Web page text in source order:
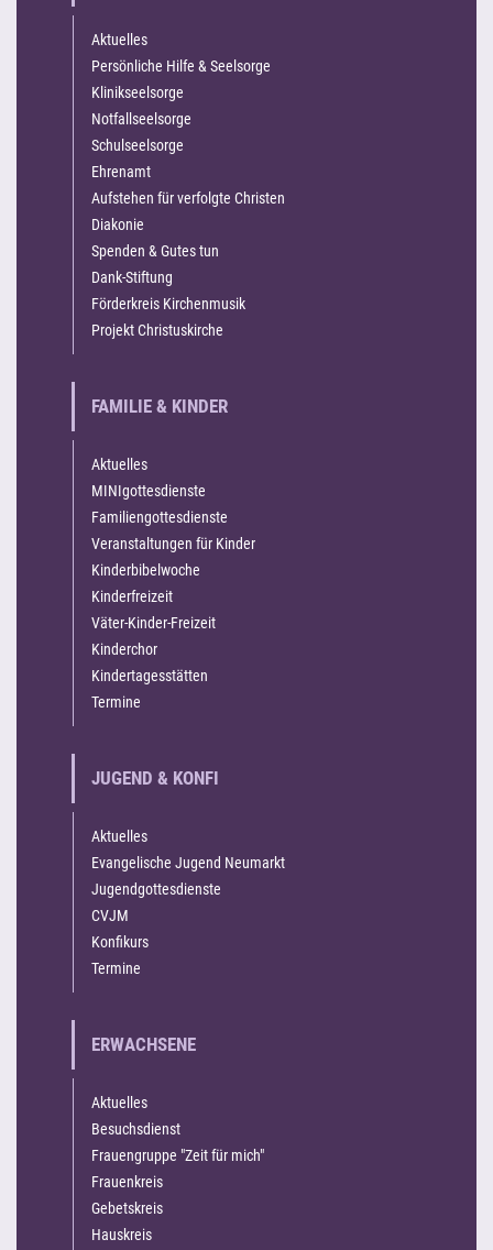
Aktuelles
Persönliche Hilfe & Seelsorge
Klinikseelsorge
Notfallseelsorge
Schulseelsorge
Ehrenamt
Aufstehen für verfolgte Christen
Diakonie
Spenden & Gutes tun
Dank-Stiftung
Förderkreis Kirchenmusik
Projekt Christuskirche
FAMILIE & KINDER
Aktuelles
MINIgottesdienste
Familiengottesdienste
Veranstaltungen für Kinder
Kinderbibelwoche
Kinderfreizeit
Väter-Kinder-Freizeit
Kinderchor
Kindertagesstätten
Termine
JUGEND & KONFI
Aktuelles
Evangelische Jugend Neumarkt
Jugendgottesdienste
CVJM
Konfikurs
Termine
ERWACHSENE
Aktuelles
Besuchsdienst
Frauengruppe "Zeit für mich"
Frauenkreis
Gebetskreis
Hauskreis